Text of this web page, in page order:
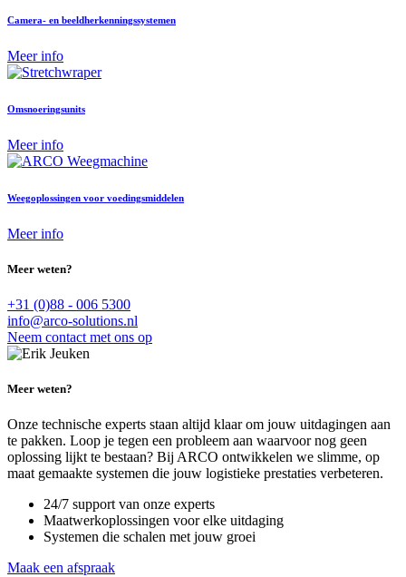
Camera- en beeldherkenningssystemen
Meer info
Omsnoeringsunits
Meer info
Weegoplossingen voor voedingsmiddelen
Meer info
Meer weten?
+31 (0)88 - 006 5300
info@arco-solutions.nl
Neem contact met ons op
Meer weten?
Onze technische experts staan altijd klaar om jouw uitdagingen aan
te pakken. Loop je tegen een probleem aan waarvoor nog geen
oplossing lijkt te bestaan? Bij ARCO ontwikkelen we slimme, op
maat gemaakte systemen die jouw logistieke prestaties verbeteren.
24/7 support van onze experts
Maatwerkoplossingen voor elke uitdaging
Systemen die schalen met jouw groei
Maak een afspraak